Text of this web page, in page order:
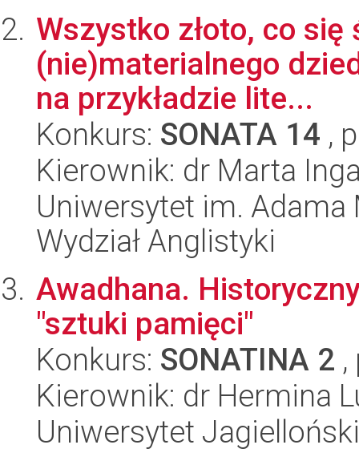
Wszystko złoto, co się
(nie)materialnego
na przykładzie lite...
Konkurs: SONATA 14 ,
Kierownik: dr Marta
Uniwersytet im.
Wydział Anglistyki
Awadhana.
"sztuki pamięci"
Konkurs: SONATINA 2
Kierownik: dr Hermina
Uniwersytet